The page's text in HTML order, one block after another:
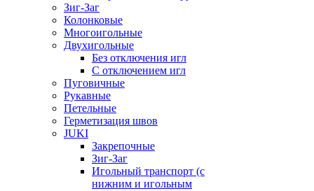
Зиг-Заг
Колонковые
Многоигольные
Двухигольные
Без отключения игл
С отключением игл
Пуговичные
Рукавные
Петельные
Герметизация швов
JUKI
Закрепочные
Зиг-Заг
Игольный транспорт (с
нижним и игольным